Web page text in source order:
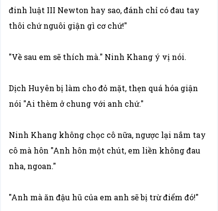
đinh luật III Newton hay sao, đánh chỉ có đau tay
thôi chứ nguôi giận gì cơ chứ!"
"Về sau em sẽ thích mà." Ninh Khang ý vị nói.
Dịch Huyên bị làm cho đỏ mặt, thẹn quá hóa giận
nói "Ai thèm ở chung với anh chứ."
Ninh Khang không chọc cô nữa, ngược lại nắm tay
cô mà hôn "Anh hôn một chút, em liền không đau
nha, ngoan."
"Anh mà ăn đậu hũ của em anh sẽ bị trừ điểm đó!"